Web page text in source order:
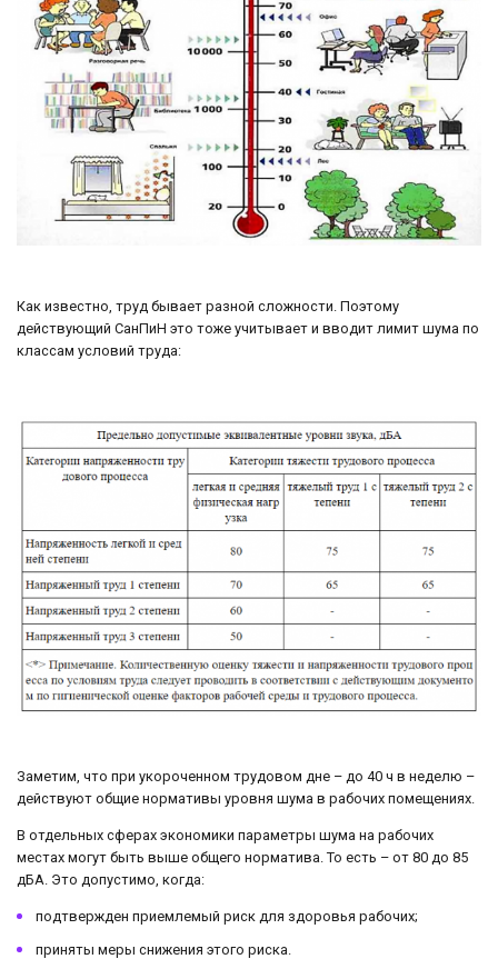
Как известно, труд бывает разной сложности. Поэтому
действующий СанПиН это тоже учитывает и вводит лимит шума по
классам условий труда:
Заметим, что при укороченном трудовом дне – до 40 ч в неделю –
действуют общие нормативы уровня шума в рабочих помещениях.
В отдельных сферах экономики параметры шума на рабочих
местах могут быть выше общего норматива. То есть – от 80 до 85
дБА. Это допустимо, когда:
подтвержден приемлемый риск для здоровья рабочих;
приняты меры снижения этого риска.